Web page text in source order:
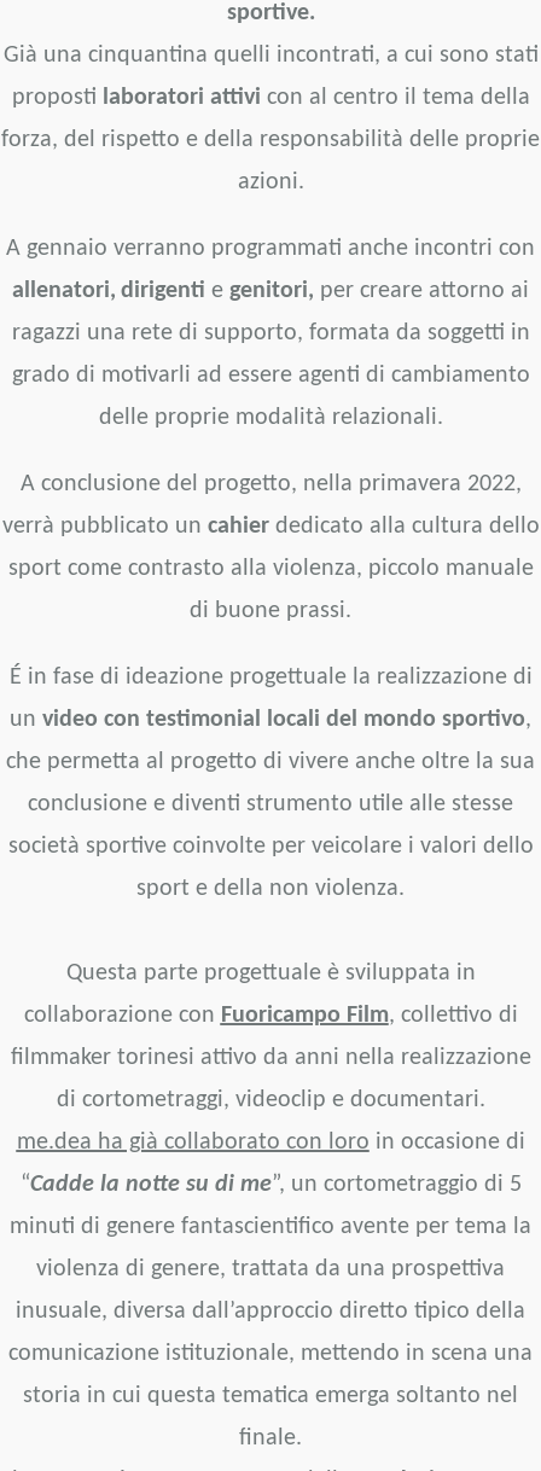
sportive.
Già una cinquantina quelli incontrati, a cui sono stati
proposti laboratori attivi con al centro il tema della
forza, del rispetto e della responsabilità delle proprie
azioni.
A gennaio verranno programmati anche incontri con
allenatori, dirigenti e genitori, per creare attorno ai
ragazzi una rete di supporto, formata da soggetti in
grado di motivarli ad essere agenti di cambiamento
delle proprie modalità relazionali.
A conclusione del progetto, nella primavera 2022,
verrà pubblicato un cahier dedicato alla cultura dello
sport come contrasto alla violenza, piccolo manuale
di buone prassi.
É in fase di ideazione progettuale la realizzazione di
un video con testimonial locali del mondo sportivo,
che permetta al progetto di vivere anche oltre la sua
conclusione e diventi strumento utile alle stesse
società sportive coinvolte per veicolare i valori dello
sport e della non violenza.
Questa parte progettuale è sviluppata in
collaborazione con Fuoricampo Film, collettivo di
filmmaker torinesi attivo da anni nella realizzazione
di cortometraggi, videoclip e documentari.
me.dea ha già collaborato con loro in occasione di
“Cadde la notte su di me”, un cortometraggio di 5
minuti di genere fantascientifico avente per tema la
violenza di genere, trattata da una prospettiva
inusuale, diversa dall’approccio diretto tipico della
comunicazione istituzionale, mettendo in scena una
storia in cui questa tematica emerga soltanto nel
finale.